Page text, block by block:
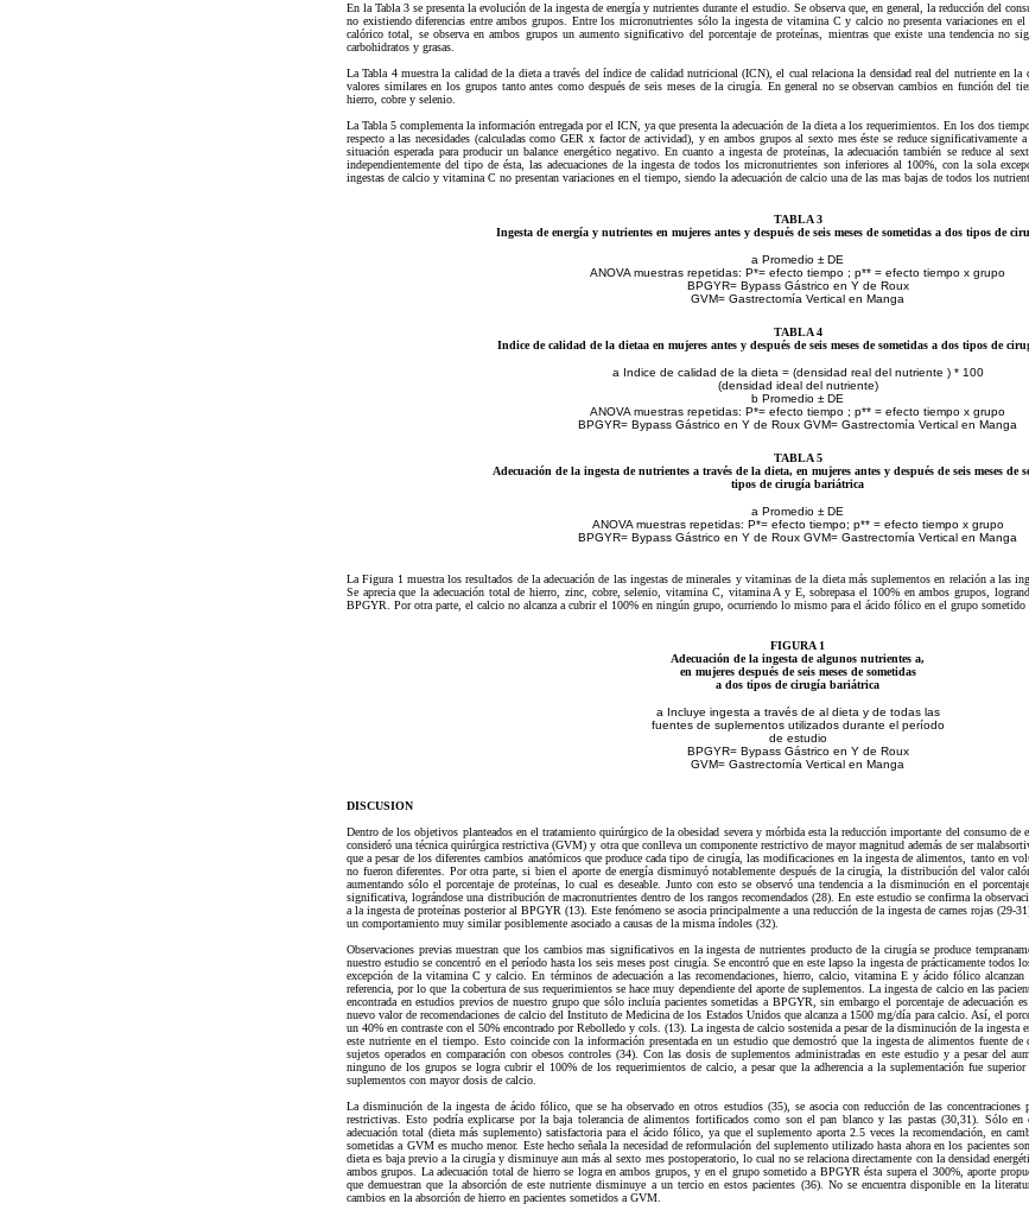
En la Tabla 3 se presenta la evolución de la ingesta de energía y nutrientes durante el estudio. Se observa que, en general, la reducción del
no existiendo diferencias entre ambos grupos. Entre los micronutrientes sólo la ingesta de vitamina C y calcio no presenta variaciones en
calórico total, se observa en ambos grupos un aumento significativo del porcentaje de proteínas, mientras que existe una tendencia no
carbohidratos y grasas.
La Tabla 4 muestra la calidad de la dieta a través del índice de calidad nutricional (ICN), el cual relaciona la densidad real del nutriente en la
valores similares en los grupos tanto antes como después de seis meses de la cirugía. En general no se observan cambios en función del
hierro, cobre y selenio.
La Tabla 5 complementa la información entregada por el ICN, ya que presenta la adecuación de la dieta a los requerimientos. En los dos
respecto a las necesidades (calculadas como GER x factor de actividad), y en ambos grupos al sexto mes éste se reduce significativamente
situación esperada para producir un balance energético negativo. En cuanto a ingesta de proteínas, la adecuación también se reduce al
independientemente del tipo de ésta, las adecuaciones de la ingesta de todos los micronutrientes son inferiores al 100%, con la sola
ingestas de calcio y vitamina C no presentan variaciones en el tiempo, siendo la adecuación de calcio una de las mas bajas de todos los
TABLA 3
Ingesta de energía y nutrientes en mujeres antes y después de seis meses de sometidas a dos tipos de
a Promedio ± DE
ANOVA muestras repetidas: P*= efecto tiempo ; p** = efecto tiempo x grupo
BPGYR= Bypass Gástrico en Y de Roux
GVM= Gastrectomía Vertical en Manga
TABLA 4
Indice de calidad de la dietaa en mujeres antes y después de seis meses de sometidas a dos tipos de
a Indice de calidad de la dieta = (densidad real del nutriente ) * 100
(densidad ideal del nutriente)
b Promedio ± DE
ANOVA muestras repetidas: P*= efecto tiempo ; p** = efecto tiempo x grupo
BPGYR= Bypass Gástrico en Y de Roux GVM= Gastrectomía Vertical en Manga
TABLA 5
Adecuación de la ingesta de nutrientes a través de la dieta, en mujeres antes y después de seis meses de
tipos de cirugía bariátrica
a Promedio ± DE
ANOVA muestras repetidas: P*= efecto tiempo; p** = efecto tiempo x grupo
BPGYR= Bypass Gástrico en Y de Roux GVM= Gastrectomía Vertical en Manga
La Figura 1 muestra los resultados de la adecuación de las ingestas de minerales y vitaminas de la dieta más suplementos en relación a las
Se aprecia que la adecuación total de hierro, zinc, cobre, selenio, vitamina C, vitamina A y E, sobrepasa el 100% en ambos grupos,
BPGYR. Por otra parte, el calcio no alcanza a cubrir el 100% en ningún grupo, ocurriendo lo mismo para el ácido fólico en el grupo sometido
FIGURA 1
Adecuación de la ingesta de algunos nutrientes a,
en mujeres después de seis meses de sometidas
a dos tipos de cirugía bariátrica
a Incluye ingesta a través de al dieta y de todas las
fuentes de suplementos utilizados durante el período
de estudio
BPGYR= Bypass Gástrico en Y de Roux
GVM= Gastrectomía Vertical en Manga
DISCUSION
Dentro de los objetivos planteados en el tratamiento quirúrgico de la obesidad severa y mórbida esta la reducción importante del consumo de
consideró una técnica quirúrgica restrictiva (GVM) y otra que conlleva un componente restrictivo de mayor magnitud además de ser
que a pesar de los diferentes cambios anatómicos que produce cada tipo de cirugía, las modificaciones en la ingesta de alimentos, tanto en
no fueron diferentes. Por otra parte, si bien el aporte de energía disminuyó notablemente después de la cirugía, la distribución del valor
aumentando sólo el porcentaje de proteínas, lo cual es deseable. Junto con esto se observó una tendencia a la disminución en el
significativa, lográndose una distribución de macronutrientes dentro de los rangos recomendados (28). En este estudio se confirma la
a la ingesta de proteínas posterior al BPGYR (13). Este fenómeno se asocia principalmente a una reducción de la ingesta de carnes rojas (29-
un comportamiento muy similar posiblemente asociado a causas de la misma índoles (32).
Observaciones previas muestran que los cambios mas significativos en la ingesta de nutrientes producto de la cirugía se produce
nuestro estudio se concentró en el período hasta los seis meses post cirugía. Se encontró que en este lapso la ingesta de prácticamente todos
excepción de la vitamina C y calcio. En términos de adecuación a las recomendaciones, hierro, calcio, vitamina E y ácido fólico
referencia, por lo que la cobertura de sus requerimientos se hace muy dependiente del aporte de suplementos. La ingesta de calcio en las
encontrada en estudios previos de nuestro grupo que sólo incluía pacientes sometidas a BPGYR, sin embargo el porcentaje de adecuación
nuevo valor de recomendaciones de calcio del Instituto de Medicina de los Estados Unidos que alcanza a 1500 mg/día para calcio. Así, el
un 40% en contraste con el 50% encontrado por Rebolledo y cols. (13). La ingesta de calcio sostenida a pesar de la disminución de la ingesta
este nutriente en el tiempo. Esto coincide con la información presentada en un estudio que demostró que la ingesta de alimentos fuente de
sujetos operados en comparación con obesos controles (34). Con las dosis de suplementos administradas en este estudio y a pesar del
ninguno de los grupos se logra cubrir el 100% de los requerimientos de calcio, a pesar que la adherencia a la suplementación fue
suplementos con mayor dosis de calcio.
La disminución de la ingesta de ácido fólico, que se ha observado en otros estudios (35), se asocia con reducción de las concentraciones
restrictivas. Esto podría explicarse por la baja tolerancia de alimentos fortificados como son el pan blanco y las pastas (30,31). Sólo
adecuación total (dieta más suplemento) satisfactoria para el ácido fólico, ya que el suplemento aporta 2.5 veces la recomendación, en
sometidas a GVM es mucho menor. Este hecho señala la necesidad de reformulación del suplemento utilizado hasta ahora en los pacientes
dieta es baja previo a la cirugía y disminuye aun más al sexto mes postoperatorio, lo cual no se relaciona directamente con la densidad
ambos grupos. La adecuación total de hierro se logra en ambos grupos, y en el grupo sometido a BPGYR ésta supera el 300%, aporte
que demuestran que la absorción de este nutriente disminuye a un tercio en estos pacientes (36). No se encuentra disponible en la
cambios en la absorción de hierro en pacientes sometidos a GVM.